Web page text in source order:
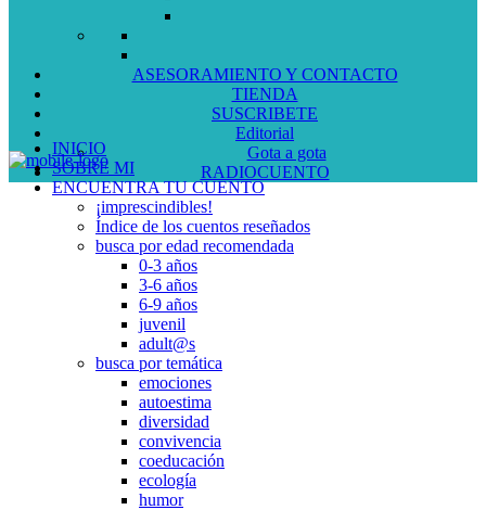
ASESORAMIENTO Y CONTACTO
TIENDA
SUSCRIBETE
Editorial
Gota a gota
RADIOCUENTO
INICIO
SOBRE MI
ENCUENTRA TU CUENTO
¡imprescindibles!
Índice de los cuentos reseñados
busca por edad recomendada
0-3 años
3-6 años
6-9 años
juvenil
adult@s
busca por temática
emociones
autoestima
diversidad
convivencia
coeducación
ecología
humor